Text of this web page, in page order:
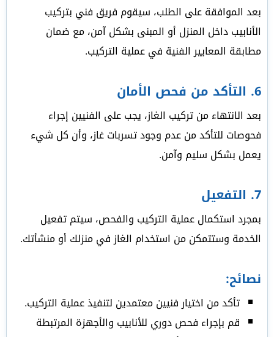
بعد الموافقة على الطلب، سيقوم فريق فني بتركيب
الأنابيب داخل المنزل أو المبنى بشكل آمن، مع ضمان
مطابقة المعايير الفنية في عملية التركيب.
6. التأكد من فحص الأمان
بعد الانتهاء من تركيب الغاز، يجب على الفنيين إجراء
فحوصات للتأكد من عدم وجود تسربات غاز، وأن كل شيء
يعمل بشكل سليم وآمن.
7. التفعيل
بمجرد استكمال عملية التركيب والفحص، سيتم تفعيل
الخدمة وستتمكن من استخدام الغاز في منزلك أو منشأتك.
نصائح:
تأكد من اختيار فنيين معتمدين لتنفيذ عملية التركيب.
قم بإجراء فحص دوري للأنابيب والأجهزة المرتبطة